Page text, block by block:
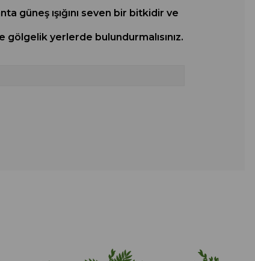
güneş ışığını seven bir bitkidir ve
gölgelik yerlerde bulundurmalısınız.